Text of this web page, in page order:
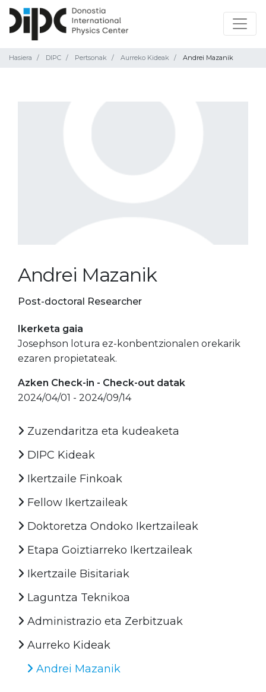
Hasiera DIPC Pertsonak Aurreko Kideak Andrei Mazanik
Andrei Mazanik
Post-doctoral Researcher
Ikerketa gaia
Josephson lotura ez-konbentzionalen orekarik
ezaren propietateak.
Azken Check-in - Check-out datak
2024/04/01 - 2024/09/14
Zuzendaritza eta kudeaketa
DIPC Kideak
Ikertzaile Finkoak
Fellow Ikertzaileak
Doktoretza Ondoko Ikertzaileak
Etapa Goiztiarreko Ikertzaileak
Ikertzaile Bisitariak
Laguntza Teknikoa
Administrazio eta Zerbitzuak
Aurreko Kideak
Andrei Mazanik